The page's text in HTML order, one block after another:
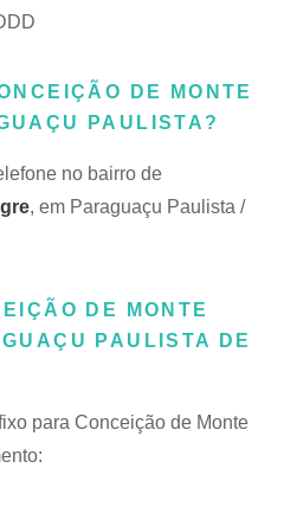
DE MONTE
PAULISTA?
no bairro de
, em Paraguaçu Paulista /
DE MONTE
PAULISTA DE
para Conceição de Monte